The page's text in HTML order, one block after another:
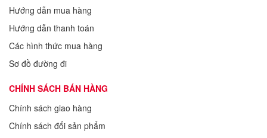
Hướng dẫn mua hàng
Hướng dẫn thanh toán
Các hình thức mua hàng
Sơ đồ đường đi
CHÍNH SÁCH BÁN HÀNG
Chính sách giao hàng
Chính sách đổi sản phẩm